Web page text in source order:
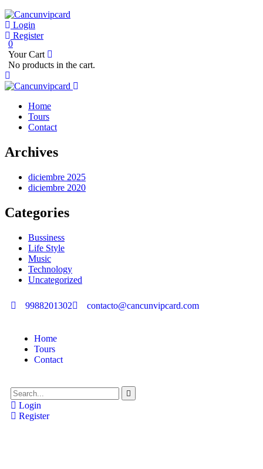
Login
Register
0
Your Cart
No products in the cart.
Home
Tours
Contact
Archives
diciembre 2025
diciembre 2020
Categories
Bussiness
Life Style
Music
Technology
Uncategorized
9988201302 contacto@cancunvipcard.com
Home
Tours
Contact
Login
Register